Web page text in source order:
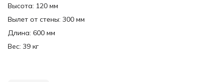
Высота: 120 мм
Вылет от стены: 300 мм
Длина: 600 мм
Вес: 39 кг